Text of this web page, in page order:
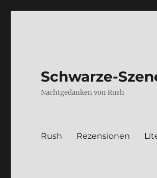
Schwarze-
Nachtgedanken von Rush
Rush Rezen­sio­nen